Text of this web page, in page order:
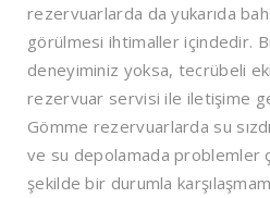
rezervuarlarda da yukarıda
görülmesi ihtimaller içindedir.
deneyiminiz yoksa, tecrübeli
rezervuar servisi ile iletişime
Gömme rezervuarlarda su
ve su depolamada problemler
şekilde bir durumla